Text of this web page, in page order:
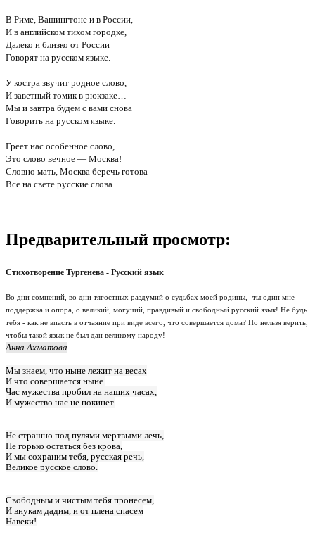
В Риме, Вашингтоне и в России,
И в английском тихом городке,
Далеко и близко от России
Говорят на русском языке.
У костра звучит родное слово,
И заветный томик в рюкзаке…
Мы и завтра будем с вами снова
Говорить на русском языке.
Греет нас особенное слово,
Это слово вечное — Москва!
Словно мать, Москва беречь готова
Все на свете русские слова.
Предварительный просмотр:
Стихотворение Тургенева - Русский язык
Во дни сомнений, во дни тягостных раздумий о судьбах моей родины,- ты один мне
поддержка и опора, о великий, могучий, правдивый и свободный русский язык! Не будь
тебя - как не впасть в отчаяние при виде всего, что совершается дома? Но нельзя верить,
чтобы такой язык не был дан великому народу!
Анна Ахматова
Мы знаем, что ныне лежит на весах
И что совершается ныне.
Час мужества пробил на наших часах,
И мужество нас не покинет.
Не страшно под пулями мертвыми лечь,
Не горько остаться без крова,
И мы сохраним тебя, русская речь,
Великое русское слово.
Свободным и чистым тебя пронесем,
И внукам дадим, и от плена спасем
Навеки!